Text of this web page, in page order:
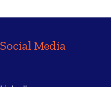
Social Media